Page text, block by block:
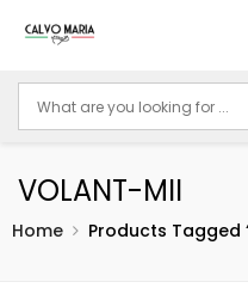
VOLANT-MII
Home Products Tagged